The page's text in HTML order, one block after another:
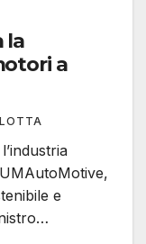
la
a
e